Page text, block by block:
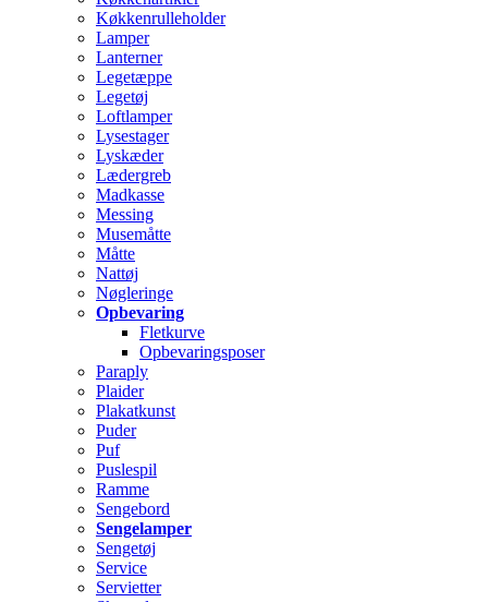
Køkkenrulleholder
Lamper
Lanterner
Legetæppe
Legetøj
Loftlamper
Lysestager
Lyskæder
Lædergreb
Madkasse
Messing
Musemåtte
Måtte
Nattøj
Nøgleringe
Opbevaring
Fletkurve
Opbevaringsposer
Paraply
Plaider
Plakatkunst
Puder
Puf
Puslespil
Ramme
Sengebord
Sengelamper
Sengetøj
Service
Servietter